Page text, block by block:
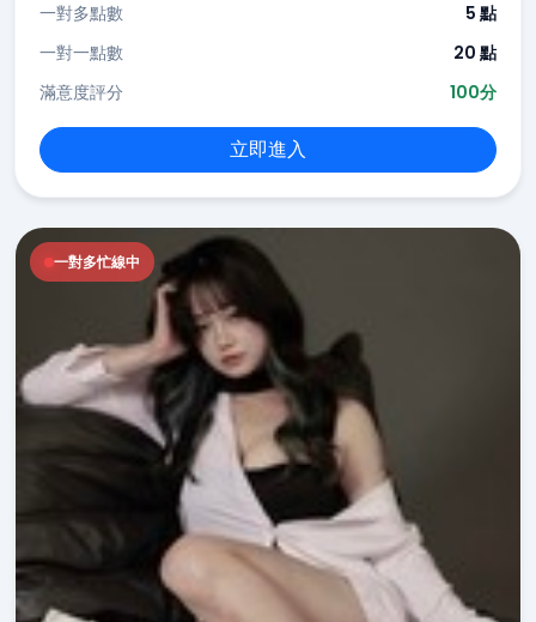
一對多點數
5 點
一對一點數
20 點
滿意度評分
100分
立即進入
一對多忙線中